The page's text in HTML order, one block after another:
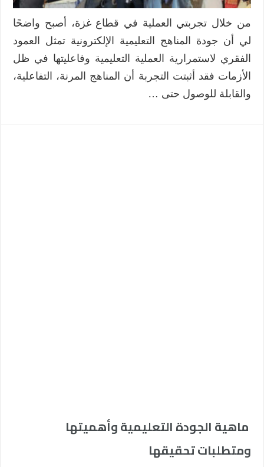
أنموذجاً
مغلقة
من خلال تجربتي العملية في قطاع غزة، أصبح واضحًا
لي أن جودة المناهج التعليمية الإلكترونية تمثل العمود
الفقري لاستمرارية العملية التعليمية وفاعليتها في ظل
الأزمات فقد أثبتت التجربة أن المناهج المرنة، التفاعلية،
والقابلة للوصول حتى …
ماهية الجودة التعليمية وأهميتها
ومتطلبات تحقيقها